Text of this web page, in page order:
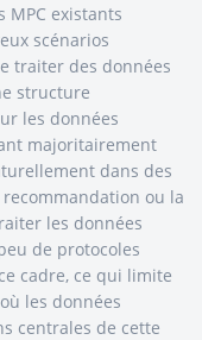
MPC existants
scénarios
traiter des données
structure
les données
majoritairement
dans des
ou la
les données
de protocoles
cadre, ce qui limite
les données
centrales de cette